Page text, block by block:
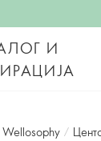
И
Wellosophy /